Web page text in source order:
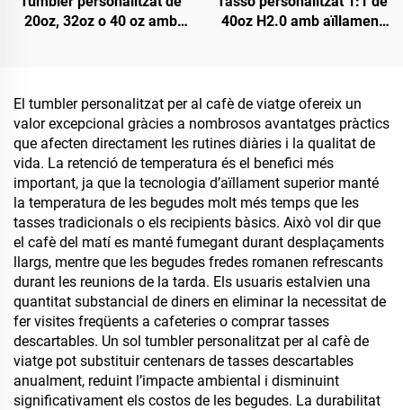
20oz, 32oz o 40 oz amb
mànec i tancament de
palla
40oz H2.0 amb aïllament
per al Dia de Sant Valentí i
excursions
El tumbler personalitzat per al cafè de viatge ofereix un
valor excepcional gràcies a nombrosos avantatges pràctics
que afecten directament les rutines diàries i la qualitat de
vida. La retenció de temperatura és el benefici més
important, ja que la tecnologia d’aïllament superior manté
la temperatura de les begudes molt més temps que les
tasses tradicionals o els recipients bàsics. Això vol dir que
el cafè del matí es manté fumegant durant desplaçaments
llargs, mentre que les begudes fredes romanen refrescants
durant les reunions de la tarda. Els usuaris estalvien una
quantitat substancial de diners en eliminar la necessitat de
fer visites freqüents a cafeteries o comprar tasses
descartables. Un sol tumbler personalitzat per al cafè de
viatge pot substituir centenars de tasses descartables
anualment, reduint l’impacte ambiental i disminuint
significativament els costos de les begudes. La durabilitat